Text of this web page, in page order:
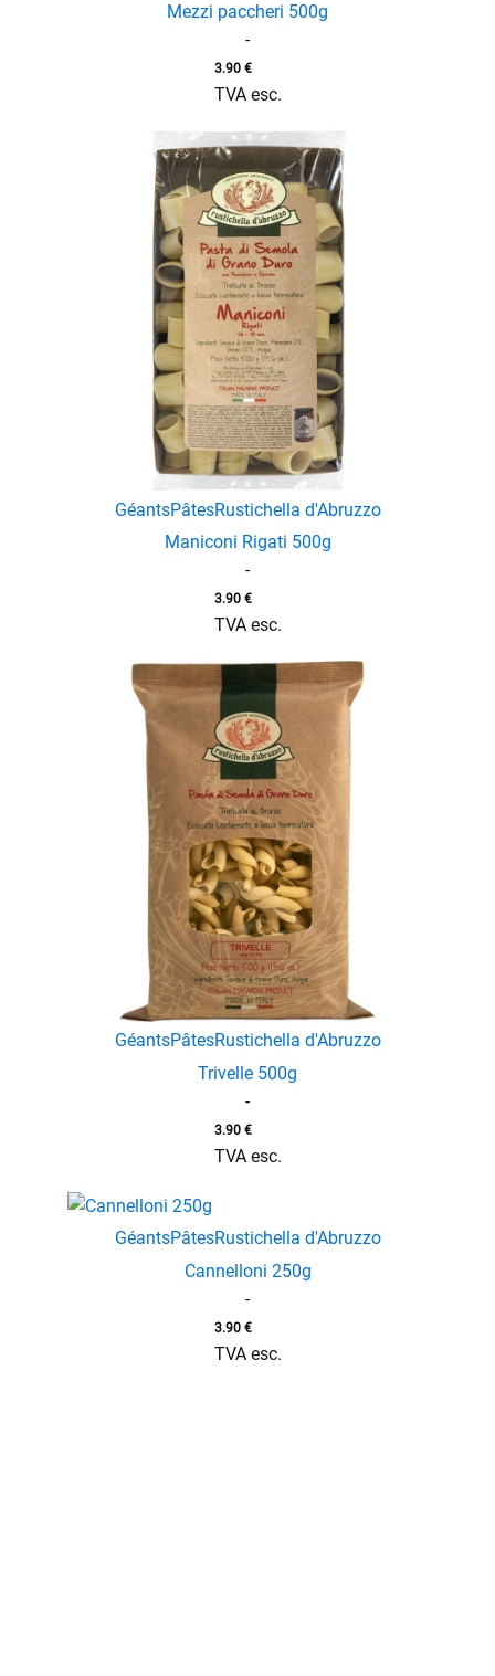
Mezzi paccheri 500g
-
3.90 €
TVA esc.
GéantsPâtesRustichella d'Abruzzo
Maniconi Rigati 500g
-
3.90 €
TVA esc.
GéantsPâtesRustichella d'Abruzzo
Trivelle 500g
-
3.90 €
TVA esc.
GéantsPâtesRustichella d'Abruzzo
Cannelloni 250g
-
3.90 €
TVA esc.